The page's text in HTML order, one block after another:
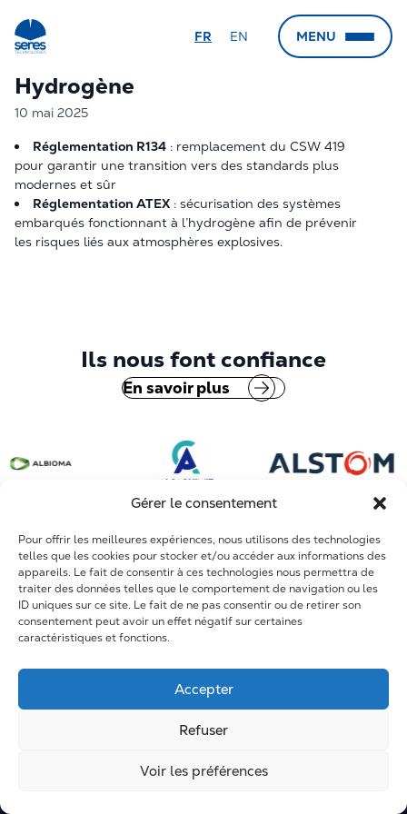
Gérer le consentement
Pour offrir les meilleures expériences, nous utilisons des technologies
telles que les cookies pour stocker et/ou accéder aux informations des
appareils. Le fait de consentir à ces technologies nous permettra de
traiter des données telles que le comportement de navigation ou les
ID uniques sur ce site. Le fait de ne pas consentir ou de retirer son
consentement peut avoir un effet négatif sur certaines
caractéristiques et fonctions.
Accepter
Refuser
Voir les préférences
FR EN MENU
← Retour
Le groupe
Qui sommes-nous
Groupe Gorgé
Calogena
← Retour
Nos secteurs
Nucléaire
Hydrogène
Ferroviaire
Automobile
Pétrochimie et chimie
Pharmaceutique
Mines et phosphates
← Retour
Nos expertises
Sûreté Nucléaire
Sûreté de Fonctionnement
Soutien Logistique Intégré
QSSERP et Risques Industriels
Radioprotection
Arrêts Techniques
R&D
Formation
← Retour
Nos agences
Marseille (Siège)
Aix-en-Provence
Paris
Lyon
Port de Bouc
Le Havre
Fort de France
Hydrogène
10 mai 2025
Réglementation R134 : remplacement du CSW 419
pour garantir une transition vers des standards plus
modernes et sûr
Réglementation ATEX : sécurisation des systèmes
embarqués fonctionnant à l’hydrogène afin de prévenir
les risques liés aux atmosphères explosives.
Ils nous font confiance
En savoir plus
Mentions légales